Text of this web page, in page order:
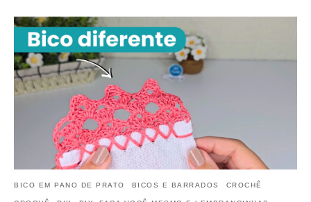
BICO EM PANO DE PRATO BICOS E BARRADOS CROCHÊ